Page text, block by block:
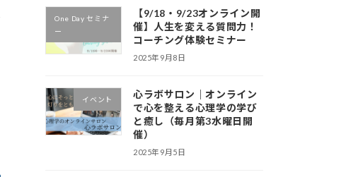
One Day セミナ
ー
【9/18・9/23オンライン開
催】人生を変える質問力！
コーチング体験セミナー
2025年9月8日
イベント
心ラボサロン｜オンライン
で心を整える心理学の学び
と癒し（毎月第3水曜日開
催）
2025年9月5日